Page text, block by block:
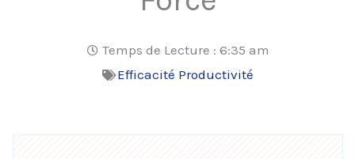
Temps de Lecture : 6:35 am
Efficacité Productivité